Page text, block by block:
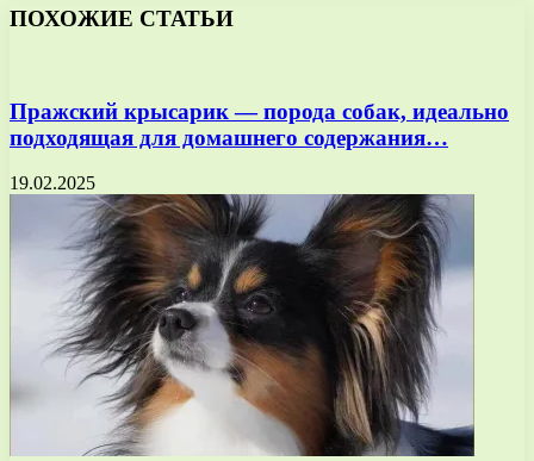
ПОХОЖИЕ СТАТЬИ
Пражский крысарик — порода собак, идеально
подходящая для домашнего содержания…
19.02.2025